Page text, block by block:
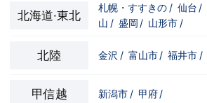
北海道·東北
札幌・すすきの / 仙台 /
山 / 盛岡 / 山形市 /
北陸 金沢 / 富山市 / 福井市 /
甲信越 新潟市 / 甲府 /